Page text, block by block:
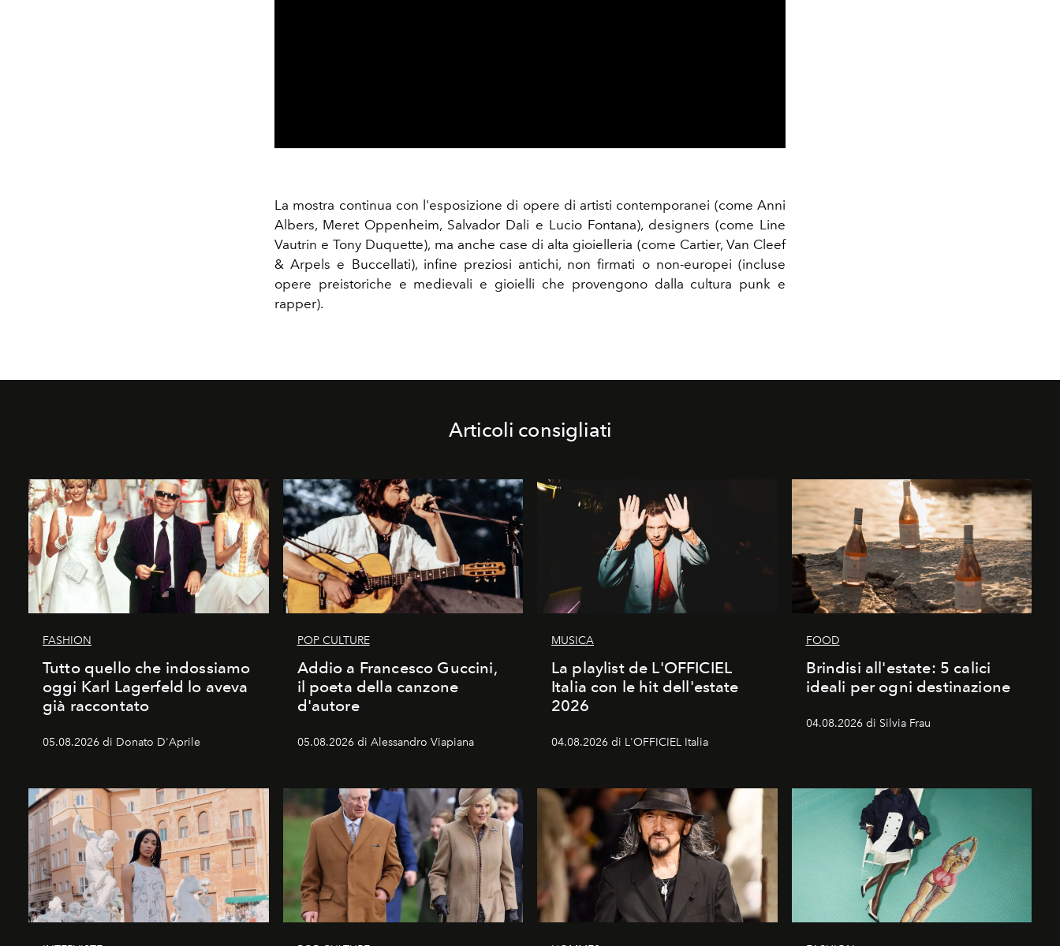
La mostra continua con l'esposizione di opere di artisti contemporanei (come Anni
Albers, Meret Oppenheim, Salvador Dali e Lucio Fontana), designers (come Line
Vautrin e Tony Duquette), ma anche case di alta gioielleria (come Cartier, Van Cleef
& Arpels e Buccellati), infine preziosi antichi, non firmati o non-europei (incluse
opere preistoriche e medievali e gioielli che provengono dalla cultura punk e
rapper).
Articoli consigliati
FASHION
Tutto quello che indossiamo
oggi Karl Lagerfeld lo aveva
già raccontato
05.08.2026 di Donato D'Aprile
POP CULTURE
Addio a Francesco Guccini,
il poeta della canzone
d'autore
05.08.2026 di Alessandro Viapiana
MUSICA
La playlist de L'OFFICIEL
Italia con le hit dell'estate
2026
04.08.2026 di L'OFFICIEL Italia
FOOD
Brindisi all'estate: 5 calici
ideali per ogni destinazione
04.08.2026 di Silvia Frau